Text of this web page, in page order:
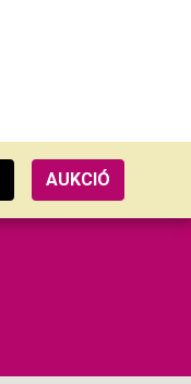
AUKCIÓ